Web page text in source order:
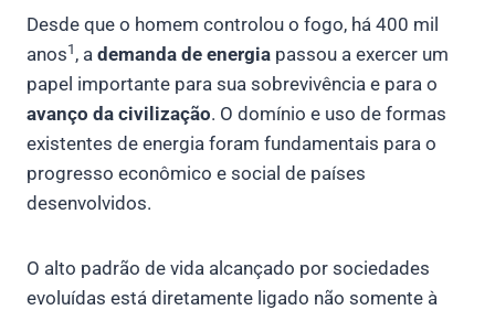
Desde que o homem controlou o fogo, há 400 mil
anos1 , a demanda de energia passou a exercer um
papel importante para sua sobrevivência e para o
avanço da civilização. O domínio e uso de formas
existentes de energia foram fundamentais para o
progresso econômico e social de países
desenvolvidos.
O alto padrão de vida alcançado por sociedades
evoluídas está diretamente ligado não somente à